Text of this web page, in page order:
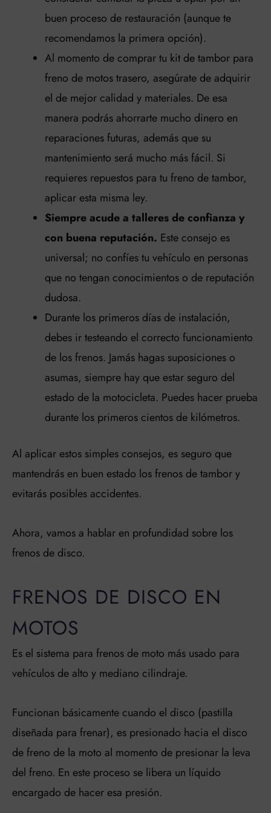
buen proceso de restauración (aunque te
recomendamos la primera opción).
Al momento de comprar tu kit de tambor para
freno de motos trasero, asegúrate de adquirir
el de mejor calidad y materiales. De esa
manera podrás ahorrarte mucho dinero en
reparaciones futuras, además que su
mantenimiento será mucho más fácil. Si
requieres repuestos para tu freno de tambor,
aplicar esta misma ley.
Siempre acude a talleres de confianza y
con buena reputación. Este consejo es
universal; no confíes tu vehículo en personas
que no tengan conocimientos o de reputación
dudosa.
Durante los primeros días de instalación,
debes ir testeando el correcto funcionamiento
de los frenos. Jamás hagas suposiciones o
asumas, siempre hay que estar seguro del
estado de la motocicleta. Puedes hacer prueba
durante los primeros cientos de kilómetros.
Al aplicar estos simples consejos, es seguro que
mantendrás en buen estado los frenos de tambor y
evitarás posibles accidentes.
Ahora, vamos a hablar en profundidad sobre los
frenos de disco.
FRENOS DE DISCO EN
MOTOS
Es el sistema para frenos de moto más usado para
vehículos de alto y mediano cilindraje.
Funcionan básicamente cuando el disco (pastilla
diseñada para frenar), es presionado hacia el disco
de freno de la moto al momento de presionar la leva
del freno. En este proceso se libera un líquido
encargado de hacer esa presión.